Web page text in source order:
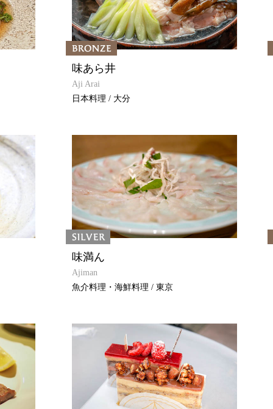
味あら井
Aji Arai
日本料理 / 大分
味満ん
Ajiman
魚介料理・海鮮料理 / 東京